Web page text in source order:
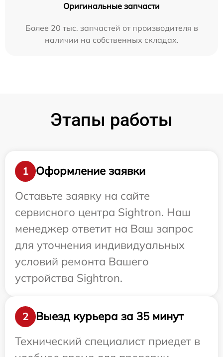
Оригинальные запчасти
Более 20 тыс. запчастей от производителя в
наличии на собственных складах.
Этапы работы
1
Оформление заявки
Оставьте заявку на сайте
сервисного центра Sightron. Наш
менеджер ответит на Ваш запрос
для уточнения индивидуальных
условий ремонта Вашего
устройства Sightron.
2
Выезд курьера за 35 минут
Технический специалист приедет в